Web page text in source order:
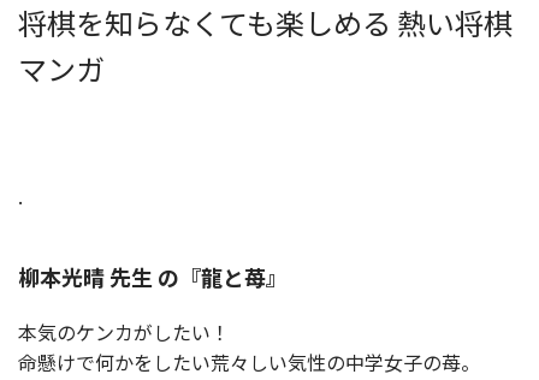
将棋を知らなくても楽しめる 熱い将棋
マンガ
.
柳本光晴 先生 の『龍と苺』
本気のケンカがしたい！
命懸けで何かをしたい荒々しい気性の中学女子の苺。